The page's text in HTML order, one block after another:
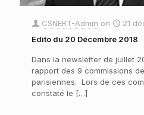
CSNERT-Admin on
21
Edito du 20 Décembre 2018
Dans la newsletter de juillet
rapport des 9 commissions
parisiennes. Lors de ces
constaté le […]